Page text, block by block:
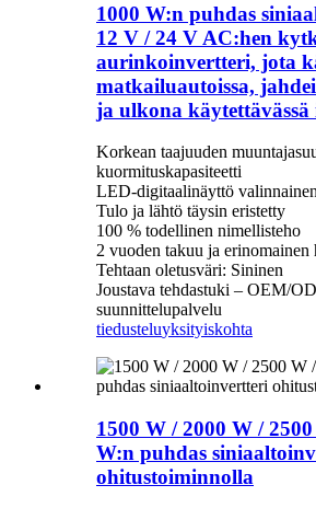
1000 W:n puhdas
12 V / 24 V AC:hen
aurinkoinvertteri, jota
matkailuautoissa,
ja ulkona käytettävässä
Korkean taajuuden
kuormituskapasiteetti
LED-digitaalinäyttö
Tulo ja lähtö täysin eristetty
100 % todellinen nimellisteho
2 vuoden takuu ja
Tehtaan oletusväri: Sininen
Joustava tehdastuki – OEM/
suunnittelupalvelu
tiedusteluyksityiskohta
1500 W / 2000 W /
W:n puhdas
ohitustoiminnolla